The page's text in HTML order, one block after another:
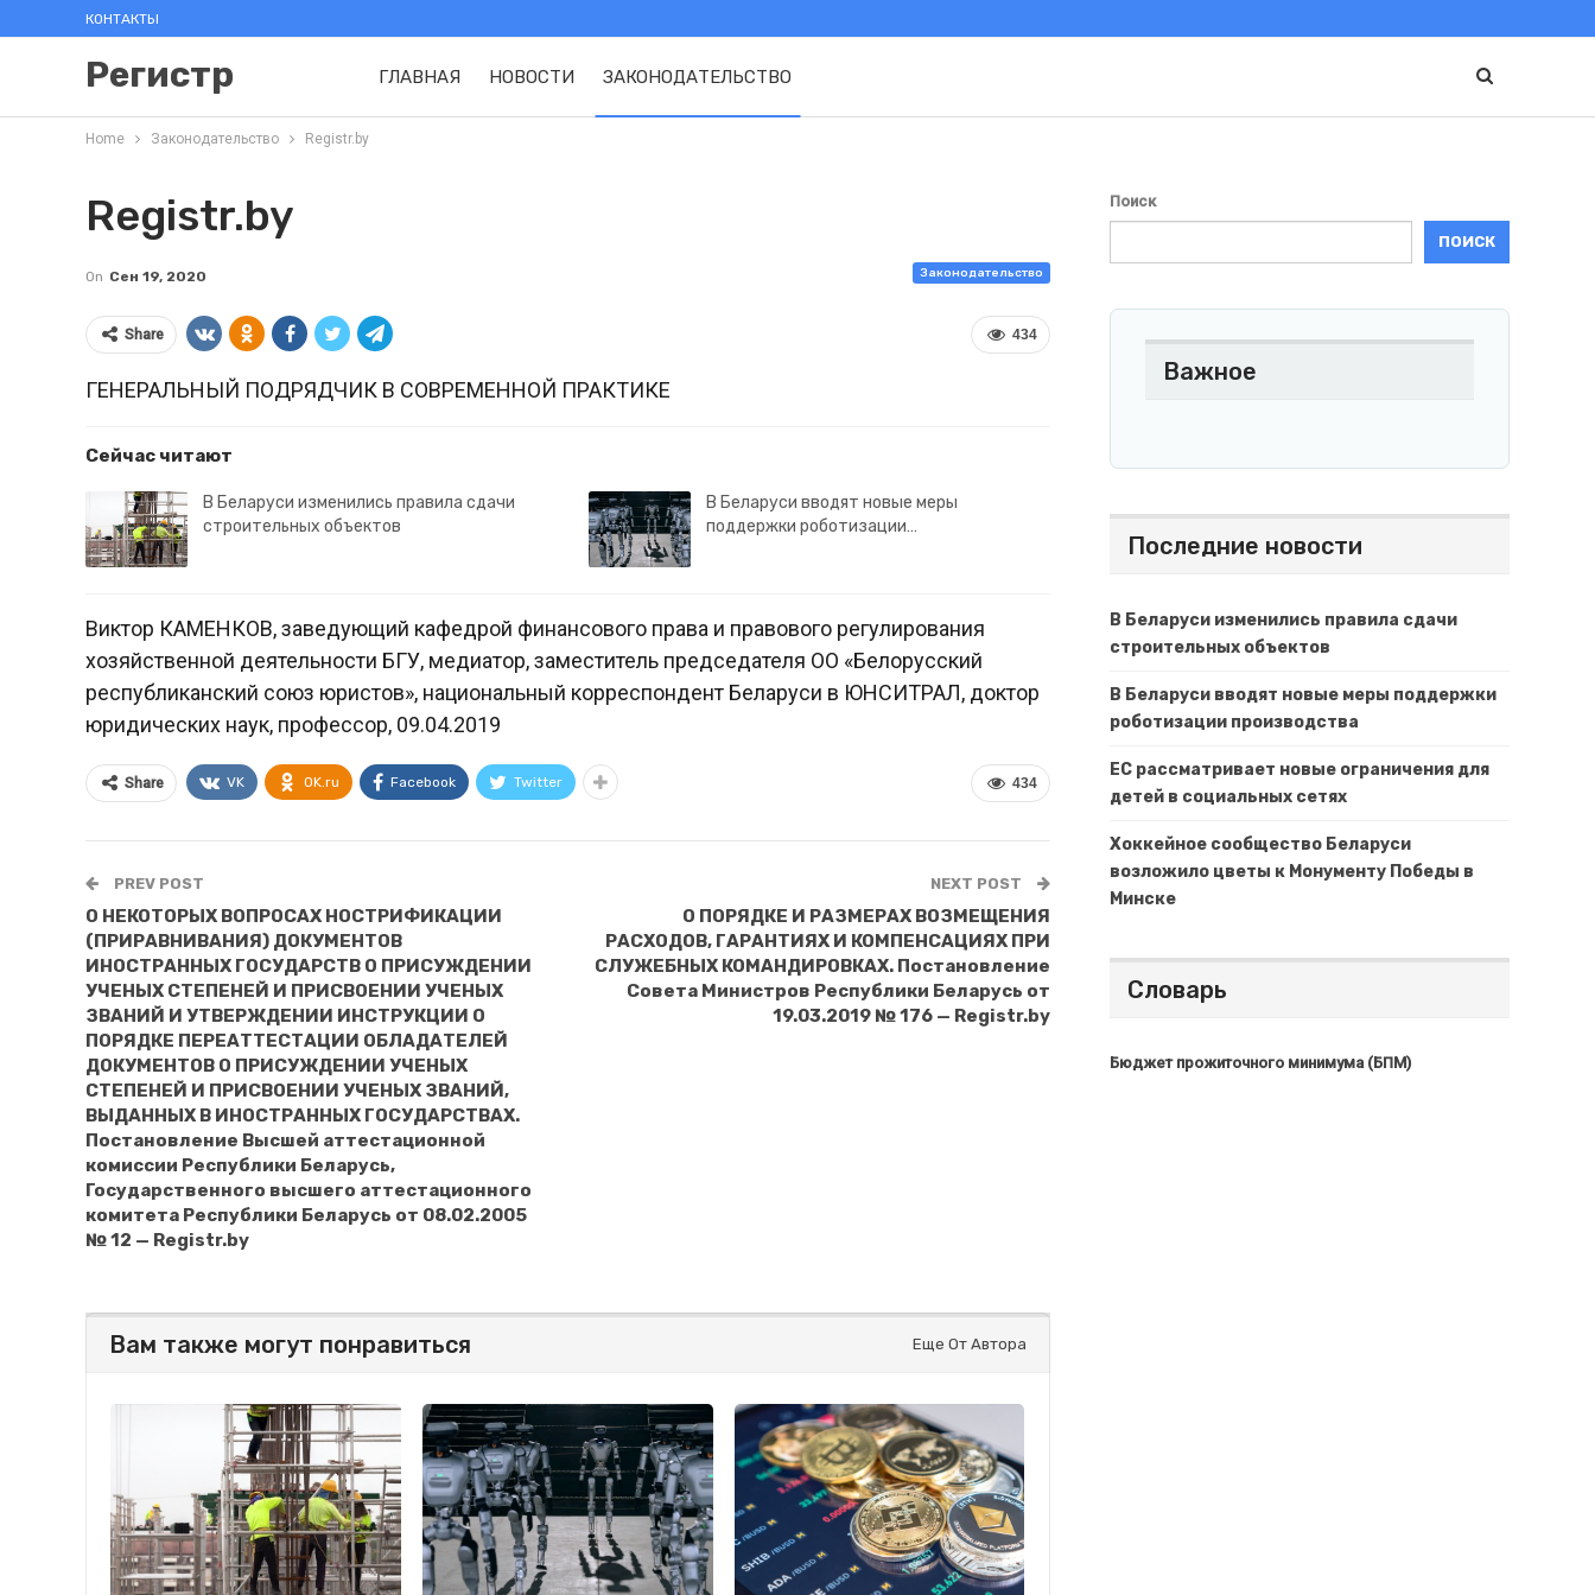
КОНТАКТЫ
Регистр ГЛАВНАЯ НОВОСТИ ЗАКОНОДАТЕЛЬСТВО
Home Законодательство Registr.by
Registr.by
Законодательство
On Сен 19, 2020
434
Share
ГЕНЕРАЛЬНЫЙ ПОДРЯДЧИК В СОВРЕМЕННОЙ ПРАКТИКЕ
Сейчас читают
В Беларуси изменились правила сдачи
строительных объектов
В Беларуси вводят новые меры
поддержки роботизации…
Виктор КАМЕНКОВ, заведующий кафедрой финансового права и правового регулирования
хозяйственной деятельности БГУ, медиатор, заместитель председателя ОО «Белорусский
республиканский союз юристов», национальный корреспондент Беларуси в ЮНСИТРАЛ, доктор
юридических наук, профессор, 09.04.2019
434
Share VK OK.ru Facebook Twitter
PREV POST
О НЕКОТОРЫХ ВОПРОСАХ НОСТРИФИКАЦИИ
(ПРИРАВНИВАНИЯ) ДОКУМЕНТОВ
ИНОСТРАННЫХ ГОСУДАРСТВ О ПРИСУЖДЕНИИ
УЧЕНЫХ СТЕПЕНЕЙ И ПРИСВОЕНИИ УЧЕНЫХ
ЗВАНИЙ И УТВЕРЖДЕНИИ ИНСТРУКЦИИ О
ПОРЯДКЕ ПЕРЕАТТЕСТАЦИИ ОБЛАДАТЕЛЕЙ
ДОКУМЕНТОВ О ПРИСУЖДЕНИИ УЧЕНЫХ
СТЕПЕНЕЙ И ПРИСВОЕНИИ УЧЕНЫХ ЗВАНИЙ,
ВЫДАННЫХ В ИНОСТРАННЫХ ГОСУДАРСТВАХ.
Постановление Высшей аттестационной
комиссии Республики Беларусь,
Государственного высшего аттестационного
комитета Республики Беларусь от 08.02.2005
№ 12 — Registr.by
NEXT POST
О ПОРЯДКЕ И РАЗМЕРАХ ВОЗМЕЩЕНИЯ
РАСХОДОВ, ГАРАНТИЯХ И КОМПЕНСАЦИЯХ ПРИ
СЛУЖЕБНЫХ КОМАНДИРОВКАХ. Постановление
Совета Министров Республики Беларусь от
19.03.2019 № 176 — Registr.by
Вам также могут понравиться Еще От Автора
Поиск
ПОИСК
Важное
Последние новости
В Беларуси изменились правила сдачи
строительных объектов
В Беларуси вводят новые меры поддержки
роботизации производства
ЕС рассматривает новые ограничения для
детей в социальных сетях
Хоккейное сообщество Беларуси
возложило цветы к Монументу Победы в
Минске
Словарь
Бюджет прожиточного минимума (БПМ)